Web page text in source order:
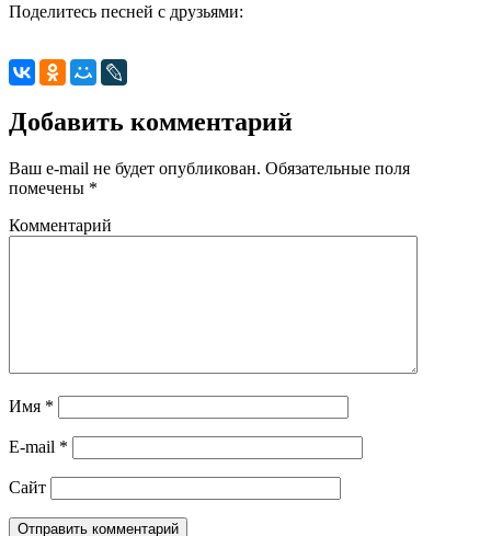
Поделитесь песней с друзьями:
Добавить комментарий
Ваш e-mail не будет опубликован. Обязательные поля
помечены *
Комментарий
Имя *
E-mail *
Сайт